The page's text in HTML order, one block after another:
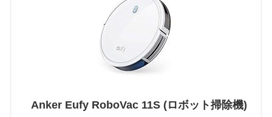
Anker Eufy RoboVac 11S (ロボット掃除機)